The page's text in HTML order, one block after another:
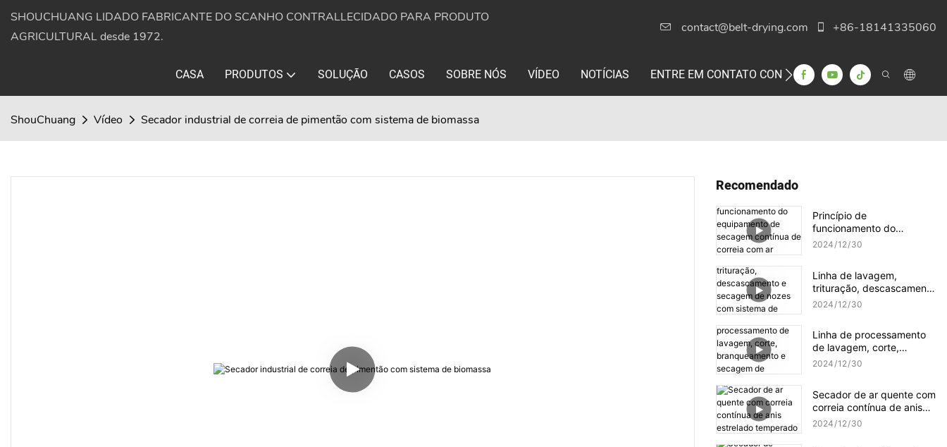
SHOUCHUANG LIDADO FABRICANTE DO SCANHO CONTRALLECIDADO PARA PRODUTO
AGRICULTURAL desde 1972.
contact@belt-drying.com +86-18141335060
CASA PRODUTOS SOLUÇÃO CASOS SOBRE NÓS VÍDEO NOTÍCIAS ENTRE EM CONTATO CONOSCO
ShouChuang Vídeo Secador industrial de correia de pimentão com sistema de biomassa
Recomendado
Princípio de
funcionamento do
equipamento de secagem
2024 12 30
Linha de lavagem,
trituração, descascamento
e secagem de nozes com
2024 12 30
Linha de processamento
de lavagem, corte,
branqueamento e
2024 12 30
Secador de ar quente com
correia contínua de anis
estrelado temperado
2024 12 30